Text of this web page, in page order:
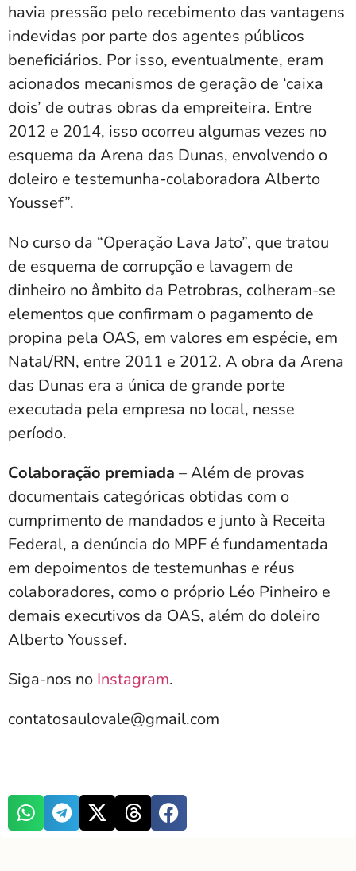
havia pressão pelo recebimento das vantagens
indevidas por parte dos agentes públicos
beneficiários. Por isso, eventualmente, eram
acionados mecanismos de geração de ‘caixa
dois’ de outras obras da empreiteira. Entre
2012 e 2014, isso ocorreu algumas vezes no
esquema da Arena das Dunas, envolvendo o
doleiro e testemunha-colaboradora Alberto
Youssef”.
No curso da “Operação Lava Jato”, que tratou
de esquema de corrupção e lavagem de
dinheiro no âmbito da Petrobras, colheram-se
elementos que confirmam o pagamento de
propina pela OAS, em valores em espécie, em
Natal/RN, entre 2011 e 2012. A obra da Arena
das Dunas era a única de grande porte
executada pela empresa no local, nesse
período.
Colaboração premiada – Além de provas
documentais categóricas obtidas com o
cumprimento de mandados e junto à Receita
Federal, a denúncia do MPF é fundamentada
em depoimentos de testemunhas e réus
colaboradores, como o próprio Léo Pinheiro e
demais executivos da OAS, além do doleiro
Alberto Youssef.
Siga-nos no Instagram.
contatosaulovale@gmail.com